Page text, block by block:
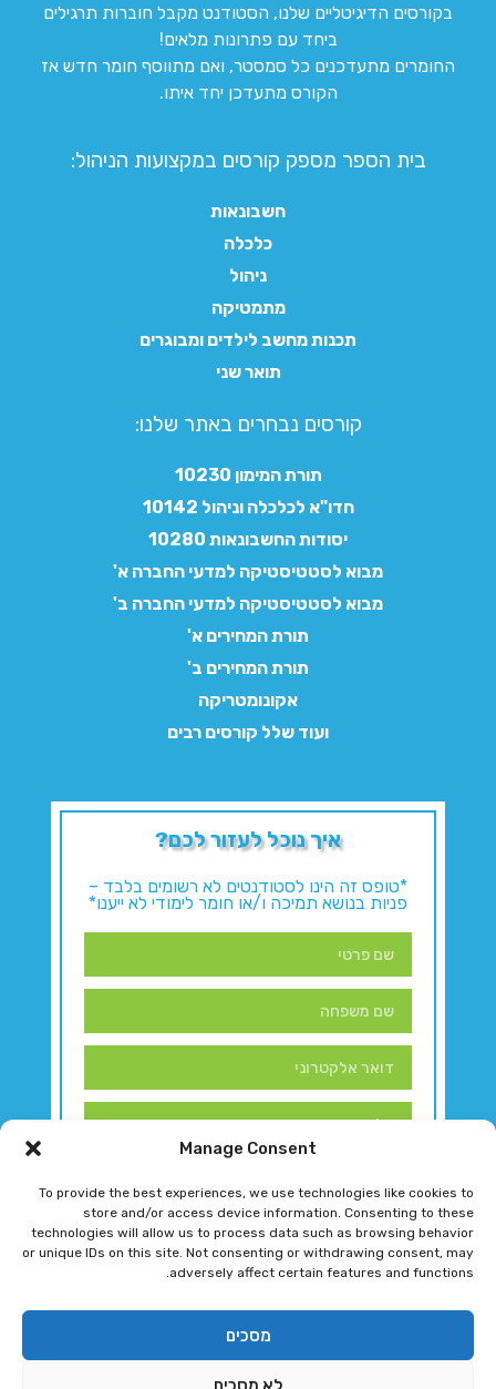
Manage Consent
To provide the best experiences, we use technologies like cookies to
store and/or access device information. Consenting to these
technologies will allow us to process data such as browsing behavior
or unique IDs on this site. Not consenting or withdrawing consent, may
adversely affect certain features and functions.
מסכים
בקורסים הדיגיטליים שלנו, הסטודנט מקבל חוברות תרגילים
ביחד עם פתרונות מלאים!
החומרים מתעדכנים כל סמסטר, ואם מתווסף חומר חדש אז
הקורס מתעדכן יחד איתו.
בית הספר מספק קורסים במקצועות הניהול:
חשבונאות
כלכלה
ניהול
מתמטיקה
תכנות מחשב לילדים ומבוגרים
תואר שני
קורסים נבחרים באתר שלנו:​
תורת המימון 10230
חדו"א לכלכלה וניהול 10142
יסודות החשבונאות 10280
מבוא לסטטיסטיקה למדעי החברה א'
מבוא לסטטיסטיקה למדעי החברה ב'
תורת המחירים א'
תורת המחירים ב'
אקונומטריקה
ועוד שלל קורסים רבים
איך נוכל לעזור לכם?
*טופס זה הינו לסטודנטים לא רשומים בלבד –
פניות בנושא תמיכה ו/או חומר לימודי לא ייענו*